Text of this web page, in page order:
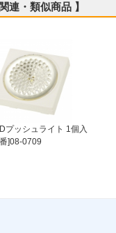
関連・類似商品 】
プッシュライト 1個入
]08-0709